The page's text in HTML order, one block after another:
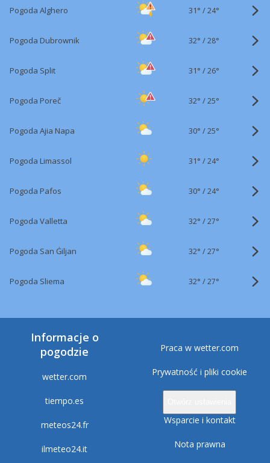
Pogoda Alghero 31° /24°
Pogoda Dubrownik 32° /28°
Pogoda Split 31° /26°
Pogoda Poreč 32° /25°
Pogoda Ajia Napa 30° /25°
Pogoda Limassol 31° /24°
Pogoda Pafos 30° /24°
Pogoda Valletta 32° /27°
Pogoda San Ġiljan 32° /27°
Pogoda Sliema 32° /27°
Informacje o
pogodzie
wetter.com
tiempo.es
meteos24.fr
ilmeteo24.it
Praca w wetter.com
Prywatność i pliki cookie
Wsparcie i kontakt
Nota prawna